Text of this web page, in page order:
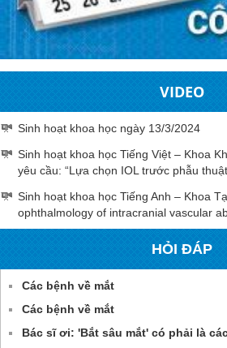
VIDEO
Sinh hoạt khoa học ngày 13/3/2024
Sinh hoạt khoa học Tiếng Việt – Khoa
yêu cầu: “Lựa chọn IOL trước phẫu
Sinh hoạt khoa học Tiếng Anh – Khoa
ophthalmology of intracranial vascular
HỎI ĐÁP
Các bệnh về mắt
Các bệnh về mắt
Bác sĩ ơi: 'Bắt sâu mắt' có phải là